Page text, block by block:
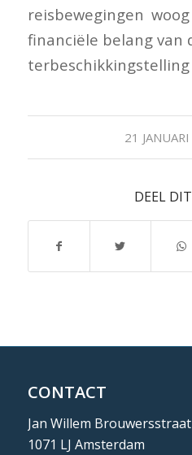
reisbewegingen
financiële belang van
21 /
DEEL
CONTACT
Jan Willem
1071 LJ Amsterdam